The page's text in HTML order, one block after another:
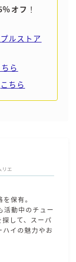
％オフ ！
ルストア
ちら
こちら
リエ
保有。
活動中のチュー
して、スーパ
ハイの魅力やお